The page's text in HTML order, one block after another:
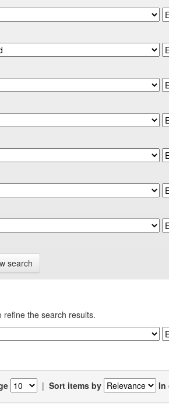
search
refine the search results.
| Sort items by In